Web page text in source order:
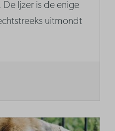
Ijzer is de enige
uitmondt